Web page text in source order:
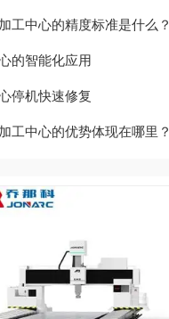
工中心的精度标准是什么？
的智能化应用
停机快速修复
工中心的优势体现在哪里？